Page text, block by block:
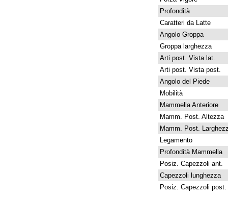
Profondità
Caratteri da Latte
Angolo Groppa
Groppa larghezza
Arti post. Vista lat.
Arti post. Vista post.
Angolo del Piede
Mobilità
Mammella Anteriore
Mamm. Post. Altezza
Mamm. Post.
Legamento
Profondità Mammella
Posiz. Capezzoli ant.
Capezzoli lunghezza
Posiz. Capezzoli post.